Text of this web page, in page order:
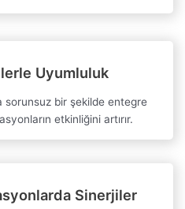
Uyumluluk
sorunsuz bir şekilde entegre
etkinliğini artırır.
Sinerjiler